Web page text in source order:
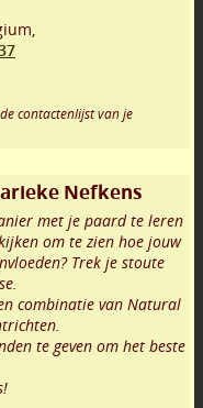
contactenlijst van je
Nefkens
met je paard te leren
om te zien hoe jouw
Trek je stoute
combinatie van Natural
te geven om het beste